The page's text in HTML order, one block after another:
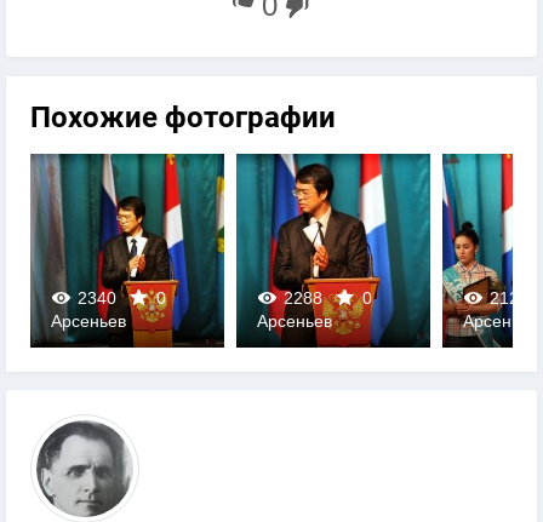
Похожие фотографии
2340
0
0
Арсеньев
2288
0
0
Арсеньев
2121
0
Арсеньев